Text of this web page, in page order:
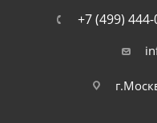
+7 (499) 444-